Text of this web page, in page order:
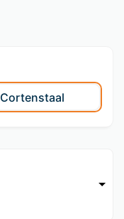
Cortenstaal